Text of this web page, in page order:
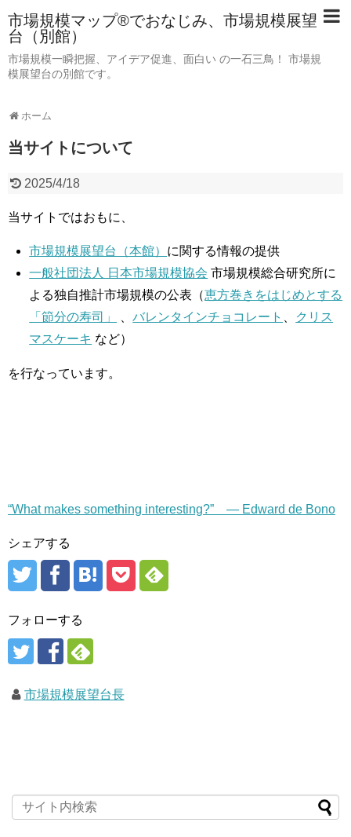
市場規模マップ®でおなじみ、市場規模展望
台（別館）
市場規模一瞬把握、アイデア促進、面白い の一石三鳥！ 市場規
模展望台の別館です。
ホーム
当サイトについて
2025/4/18
当サイトではおもに、
市場規模展望台（本館） に関する情報の提供
一般社団法人 日本市場規模協会 市場規模総合研究所に
よる独自推計市場規模の公表（恵方巻きをはじめとする
「節分の寿司」
、バレンタインチョコレート
クリス
マスケーキ など）
を行なっています。
“What makes something interesting?” — Edward de Bono
シェアする
フォローする
市場規模展望台長